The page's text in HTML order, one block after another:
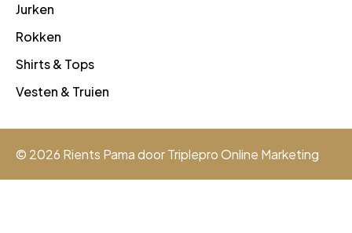
Jurken
Rokken
Shirts & Tops
Vesten & Truien
© 2026 Rients Pama doorTriplepro Online Marketing